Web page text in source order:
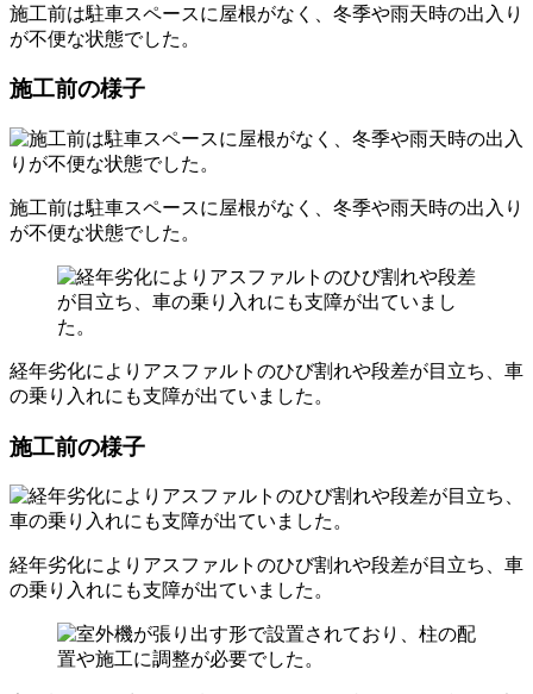
施工前は駐車スペースに屋根がなく、冬季や雨天時の出入り
が不便な状態でした。
施工前の様子
施工前は駐車スペースに屋根がなく、冬季や雨天時の出入り
が不便な状態でした。
経年劣化によりアスファルトのひび割れや段差が目立ち、車
の乗り入れにも支障が出ていました。
施工前の様子
経年劣化によりアスファルトのひび割れや段差が目立ち、車
の乗り入れにも支障が出ていました。